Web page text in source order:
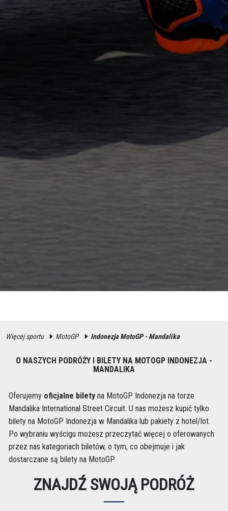
Więcej sportu MotoGP Indonezja MotoGP - Mandalika
O NASZYCH PODRÓŻY I BILETY NA MOTOGP INDONEZJA -
MANDALIKA
Oferujemy oficjalne biletyna MotoGP Indonezja na torze
Mandalika International Street Circuit. U nas możesz kupić tylko
bilety na MotoGP Indonezja w Mandalika lub pakiety z hotel/lot.
Po wybraniu wyścigu możesz przeczytać więcej o oferowanych
przez nas kategoriach biletów, o tym, co obejmuje i jak
dostarczane są bilety na MotoGP.